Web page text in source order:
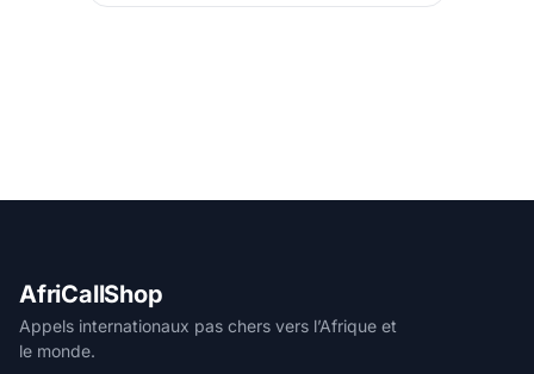
AfriCallShop
Appels internationaux pas chers vers l’Afrique et
le monde.